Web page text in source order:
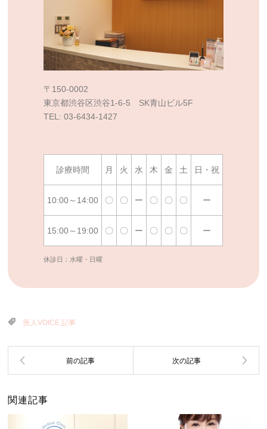
〒150-0002
東京都渋谷区渋谷1-6-5 SK青山ビル5F
TEL: 03-6434-1427
診療時間 月 火 水 木 金 土 日・祝
10:00～14:00 〇 〇 ー 〇 〇 〇 ー
15:00～19:00 〇 〇 ー 〇 〇 〇 ー
休診日：水曜・日曜
医人VOICE 記事
関連記事